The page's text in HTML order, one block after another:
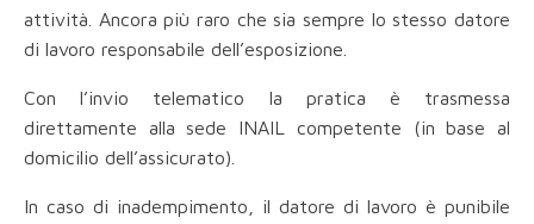
attività. Ancora più raro che sia sempre lo stesso datore
di lavoro responsabile dell’esposizione.
Con l’invio telematico la pratica è trasmessa
direttamente alla sede INAIL competente (in base al
domicilio dell’assicurato).
In caso di inadempimento, il datore di lavoro è punibile